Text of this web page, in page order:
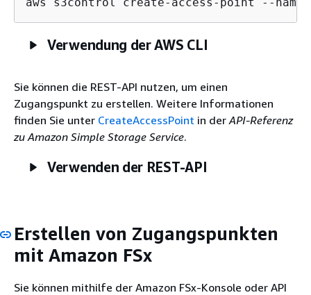
Verwendung der AWS CLI
Sie können die REST-API nutzen, um einen
Zugangspunkt zu erstellen. Weitere Informationen
finden Sie unter CreateAccessPoint in der API-Referenz
zu Amazon Simple Storage Service.
Verwenden der REST-API
Erstellen von Zugangspunkten
mit Amazon FSx
Sie können mithilfe der Amazon FSx-Konsole oder API